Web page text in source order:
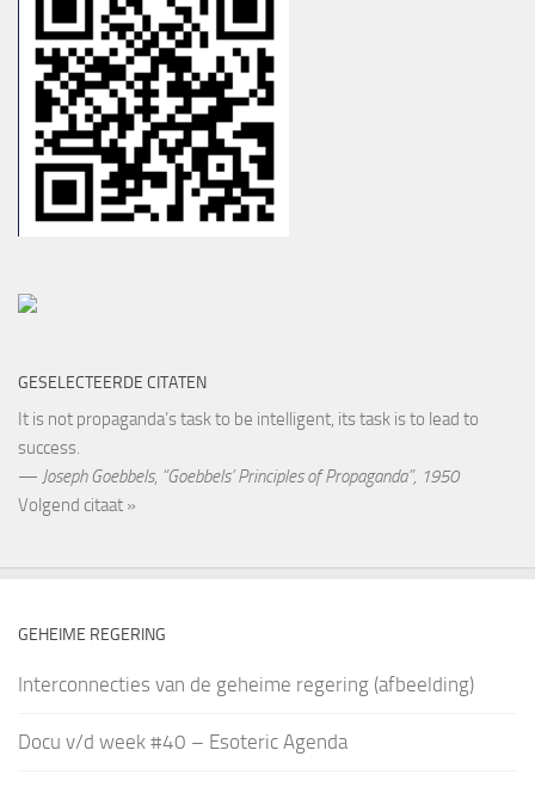
GESELECTEERDE CITATEN
It is not propaganda’s task to be intelligent, its task is to lead to
success.
— Joseph Goebbels, “Goebbels’ Principles of Propaganda”, 1950
Volgend citaat »
GEHEIME REGERING
Interconnecties van de geheime regering (afbeelding)
Docu v/d week #40 – Esoteric Agenda